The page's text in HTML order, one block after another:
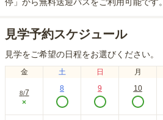
停」から無料送迎バスをご利用可能です。
見学予約スケジュール
見学をご希望の日程をお選びください。
金 土 日 月
8/7
×
8 9 10